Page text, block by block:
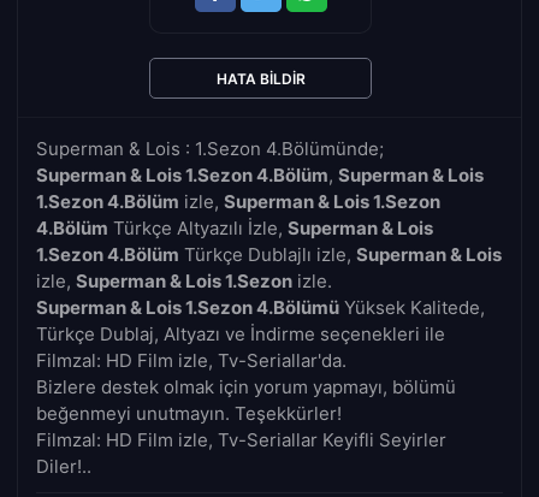
Superman & Lois : 1.Sezon 4.Bölümünde;
Superman & Lois 1.Sezon 4.Bölüm, Superman & Lois
1.Sezon 4.Bölüm izle, Superman & Lois 1.Sezon
4.Bölüm Türkçe Altyazılı İzle, Superman & Lois
1.Sezon 4.Bölüm Türkçe Dublajlı izle, Superman & Lois
izle, Superman & Lois 1.Sezon izle.
Superman & Lois 1.Sezon 4.Bölümü Yüksek Kalitede,
Türkçe Dublaj, Altyazı ve İndirme seçenekleri ile
Filmzal: HD Film izle, Tv-Seriallar'da.
Bizlere destek olmak için yorum yapmayı, bölümü
beğenmeyi unutmayın. Teşekkürler!
Filmzal: HD Film izle, Tv-Seriallar Keyifli Seyirler
Diler!..
HATA BILDIR